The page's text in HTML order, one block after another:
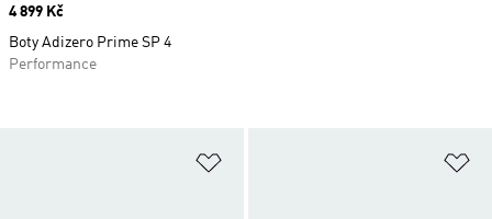
Price
4 899 Kč
Boty Adizero Prime SP 4
Performance